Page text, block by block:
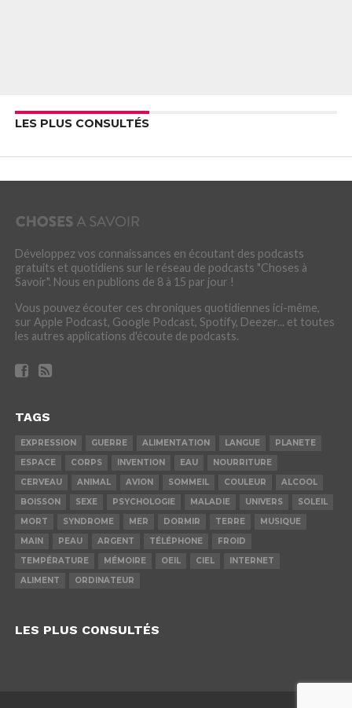
LES PLUS CONSULTÉS
Développez vos connaissances en écoutant des podcasts
gratuits et quotidiens sur le réseau de podcasts "Choses à
Savoir". Nous en publions de 8 à 15 par jour !
Vous pouvez écouter ces chroniques quotidiennes ici-même,
sur Apple Podcast, Google Podcast, Spotify, Deezer... et toutes
les autres applications d'écoute de podcasts.
TAGS
EXPRESSION GUERRE ALIMENTATION LANGUE
PLANETE
ESPACE
CORPS INVENTION EAU
NOURRITURE
CERVEAU
ANIMAL AVION SOMMEIL COULEUR
ALCOOL
BOISSON
SEXE PSYCHOLOGIE MALADIE UNIVERS
SOLEIL
MORT
SYNDROME MER DORMIR TERRE
MUSIQUE
MAIN
PEAU ARGENT TÉLÉPHONE
FROID
TEMPÉRATURE
MÉMOIRE OEIL CIEL
INTERNET
ALIMENT
ORDINATEUR
LES PLUS CONSULTÉS